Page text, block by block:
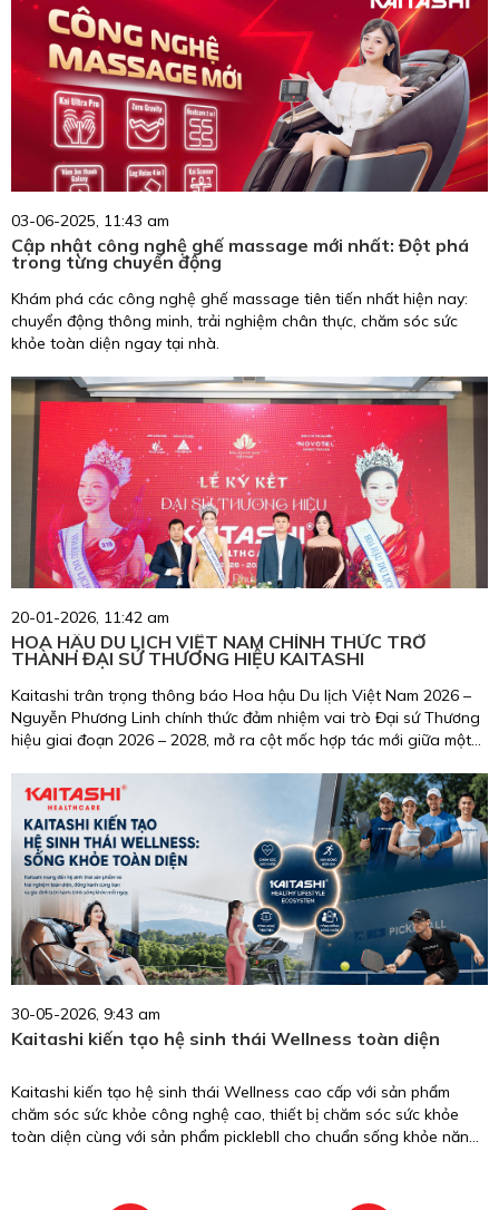
03-06-2025, 11:43 am
Cập nhật công nghệ ghế massage mới nhất: Đột phá
trong từng chuyển động
Khám phá các công nghệ ghế massage tiên tiến nhất hiện nay:
chuyển động thông minh, trải nghiệm chân thực, chăm sóc sức
khỏe toàn diện ngay tại nhà.
20-01-2026, 11:42 am
HOA HẬU DU LỊCH VIỆT NAM CHÍNH THỨC TRỞ
THÀNH ĐẠI SỨ THƯƠNG HIỆU KAITASHI
Kaitashi trân trọng thông báo Hoa hậu Du lịch Việt Nam 2026 –
Nguyễn Phương Linh chính thức đảm nhiệm vai trò Đại sứ Thương
hiệu giai đoạn 2026 – 2028, mở ra cột mốc hợp tác mới giữa một
thương hiệu chăm sóc sức khỏe uy tín tại Việt Nam.
30-05-2026, 9:43 am
Kaitashi kiến tạo hệ sinh thái Wellness toàn diện
Kaitashi kiến tạo hệ sinh thái Wellness cao cấp với sản phẩm
chăm sóc sức khỏe công nghệ cao, thiết bị chăm sóc sức khỏe
toàn diện cùng với sản phẩm picklebll cho chuẩn sống khỏe năng